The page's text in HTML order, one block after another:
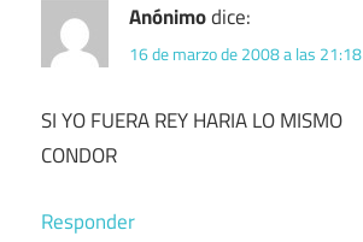
Anónimodice:
16 de marzo de 2008 a las 21:18
SI YO FUERA REY HARIA LO MISMO
CONDOR
Responder